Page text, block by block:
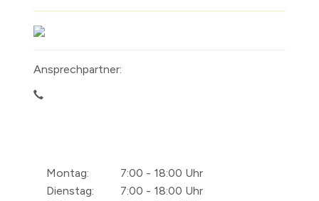
Ansprechpartner:
Montag:
7:00 - 18:00 Uhr
Dienstag:
7:00 - 18:00 Uhr